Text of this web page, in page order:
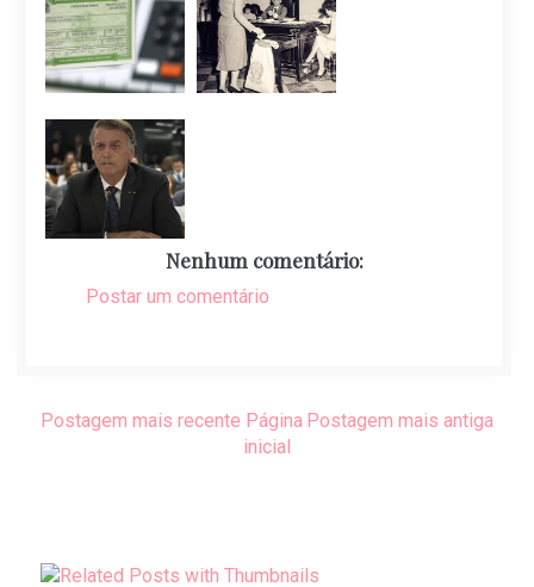
Nenhum comentário:
Postar um comentário
Postagem mais recente Postagem mais antiga
Página
inicial